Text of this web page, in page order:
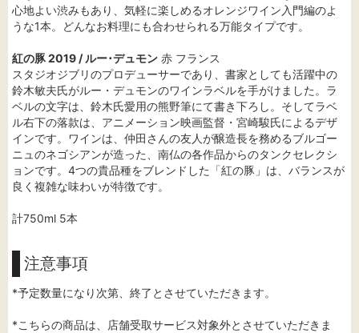
心地よい渋みもあり、気軽に楽しめるオレンジワイン入門編のよ
うな1本。どんなお料理にも合わせられる万能タイプです。
紅の豚 2019 / ルー･デュモン 赤 フランス
スタジオジブリのプロデューサーであり、書家としても活躍中の
鈴木敏夫氏がルー・デュモンのワインラベルを手がけました。ラ
ベルの文字は、鈴木氏愛用の熊野筆にて書き下ろし。そしてラベ
ル右下の落款は、アニメーション映画監督・宮崎駿氏によるデザ
インです。ワインは、仲田さんの友人が醸造長を務めるブルゴー
ニュのネゴシアンが造った、南仏の各作品からのタンクセレクシ
ョンです。4つの貴品種をブレンドした「紅の豚」は、バランスが
良く複雑な味わいが特徴です。
計750ml 5本
注意事項
*予定数量になり次第、終了とさせていただきます。
*こちらの商品は、店舗受取サービス対象外とさせていただきま